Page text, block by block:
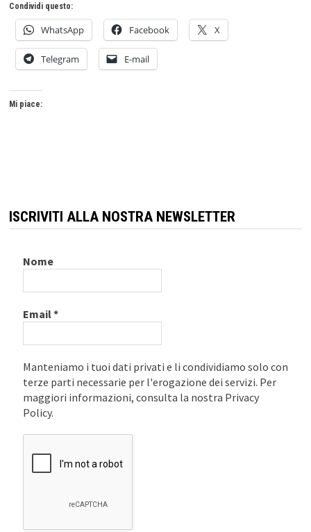
Condividi questo:
WhatsApp Facebook X
Telegram E-mail
Mi piace:
ISCRIVITI ALLA NOSTRA NEWSLETTER
Nome
Email*
Manteniamo i tuoi dati privati e li condividiamo solo con
terze parti necessarie per l'erogazione dei servizi. Per
maggiori informazioni, consulta la nostra Privacy
Policy.